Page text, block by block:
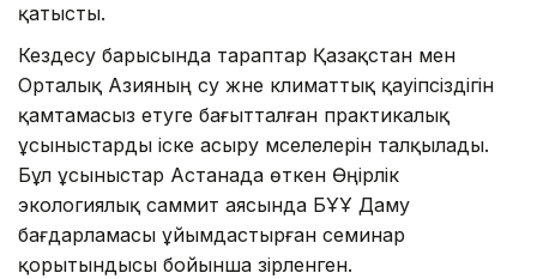
қатысты.
Кездесу барысында тараптар Қазақстан мен
Орталық Азияның су және климаттық қауіпсіздігін
қамтамасыз етуге бағытталған практикалық
ұсыныстарды іске асыру мәселелерін талқылады.
Бұл ұсыныстар Астанада өткен Өңірлік
экологиялық саммит аясында БҰҰ Даму
бағдарламасы ұйымдастырған семинар
қорытындысы бойынша әзірленген.